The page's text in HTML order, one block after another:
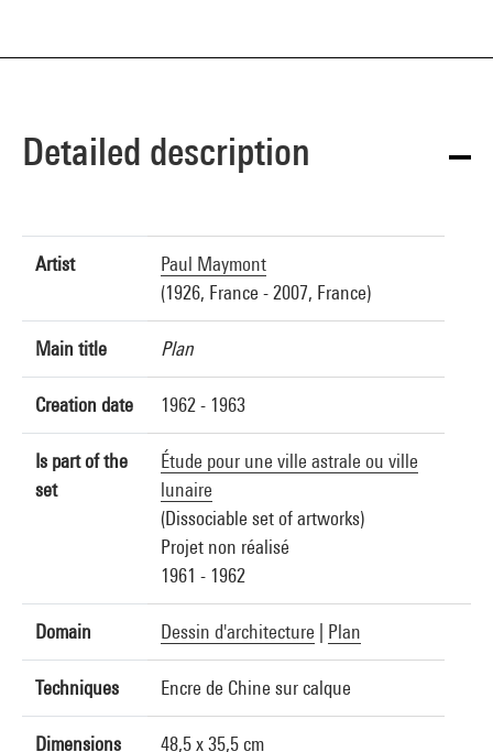
Detailed description
Artist
Paul Maymont
(1926, France - 2007, France)
Main title Plan
Creation date 1962 - 1963
Is part of the
set
Étude pour une ville astrale ou ville
lunaire
(Dissociable set of artworks)
Projet non réalisé
1961 - 1962
Domain Dessin d'architecture Plan
Techniques Encre de Chine sur calque
Dimensions 48,5 x 35,5 cm